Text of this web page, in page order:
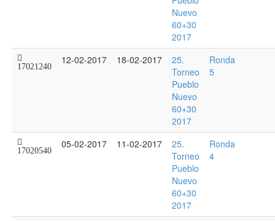
Nuevo
60+30
2017
17021240
12-02-2017 18-02-2017
25.
Torneo
Pueblo
Nuevo
60+30
2017
Ronda
5
17020540
05-02-2017 11-02-2017
25.
Torneo
Pueblo
Nuevo
60+30
2017
Ronda
4